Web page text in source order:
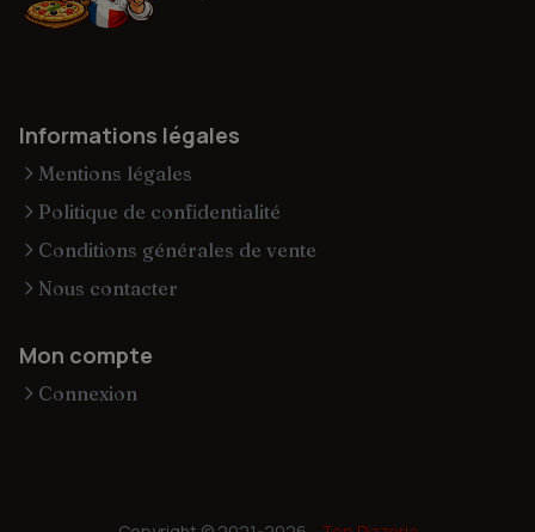
Informations légales
Mentions légales
Politique de confidentialité
Conditions générales de vente
Nous contacter
Mon compte
Connexion